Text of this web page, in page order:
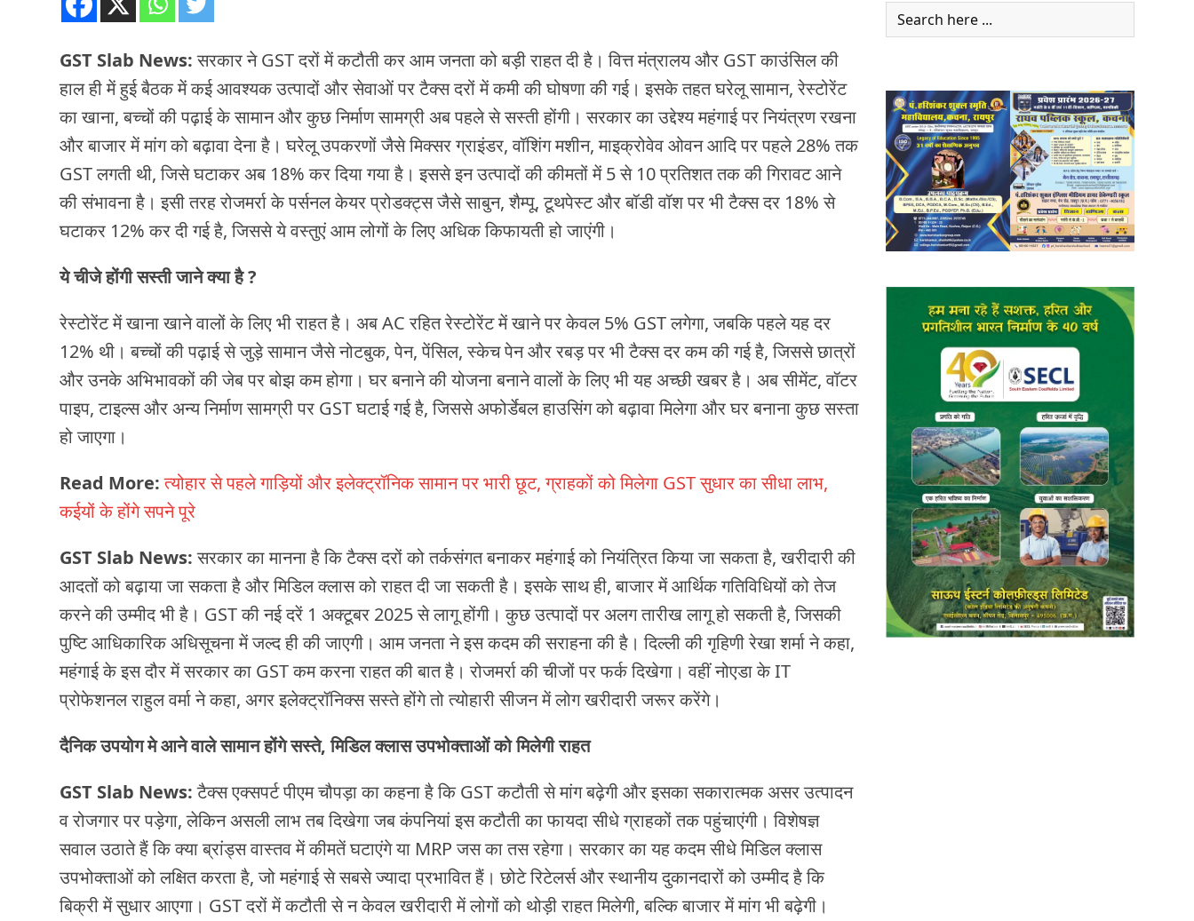
GST Slab News:सरकार ने GST दरों में कटौती कर आम जनता को बड़ी राहत दी है। वित्त मंत्रालय और GST काउंसिल की
हाल ही में हुई बैठक में कई आवश्यक उत्पादों और सेवाओं पर टैक्स दरों में कमी की घोषणा की गई। इसके तहत घरेलू सामान, रेस्टोरेंट
का खाना, बच्चों की पढ़ाई के सामान और कुछ निर्माण सामग्री अब पहले से सस्ती होंगी। सरकार का उद्देश्य महंगाई पर नियंत्रण रखना
और बाजार में मांग को बढ़ावा देना है। घरेलू उपकरणों जैसे मिक्सर ग्राइंडर, वॉशिंग मशीन, माइक्रोवेव ओवन आदि पर पहले 28% तक
GST लगती थी, जिसे घटाकर अब 18% कर दिया गया है। इससे इन उत्पादों की कीमतों में 5 से 10 प्रतिशत तक की गिरावट आने
की संभावना है। इसी तरह रोजमर्रा के पर्सनल केयर प्रोडक्ट्स जैसे साबुन, शैम्पू, टूथपेस्ट और बॉडी वॉश पर भी टैक्स दर 18% से
घटाकर 12% कर दी गई है, जिससे ये वस्तुएं आम लोगों के लिए अधिक किफायती हो जाएंगी।
ये चीजे होंगी सस्ती जाने क्या है ?
रेस्टोरेंट में खाना खाने वालों के लिए भी राहत है। अब AC रहित रेस्टोरेंट में खाने पर केवल 5% GST लगेगा, जबकि पहले यह दर
12% थी। बच्चों की पढ़ाई से जुड़े सामान जैसे नोटबुक, पेन, पेंसिल, स्केच पेन और रबड़ पर भी टैक्स दर कम की गई है, जिससे छात्रों
और उनके अभिभावकों की जेब पर बोझ कम होगा। घर बनाने की योजना बनाने वालों के लिए भी यह अच्छी खबर है। अब सीमेंट, वॉटर
पाइप, टाइल्स और अन्य निर्माण सामग्री पर GST घटाई गई है, जिससे अफोर्डेबल हाउसिंग को बढ़ावा मिलेगा और घर बनाना कुछ सस्ता
हो जाएगा।
Read More:त्योहार से पहले गाड़ियों और इलेक्ट्रॉनिक सामान पर भारी छूट, ग्राहकों को मिलेगा GST सुधार का सीधा लाभ,
कईयों के होंगे सपने पूरे
GST Slab News:सरकार का मानना है कि टैक्स दरों को तर्कसंगत बनाकर महंगाई को नियंत्रित किया जा सकता है, खरीदारी की
आदतों को बढ़ाया जा सकता है और मिडिल क्लास को राहत दी जा सकती है। इसके साथ ही, बाजार में आर्थिक गतिविधियों को तेज
करने की उम्मीद भी है। GST की नई दरें 1 अक्टूबर 2025 से लागू होंगी। कुछ उत्पादों पर अलग तारीख लागू हो सकती है, जिसकी
पुष्टि आधिकारिक अधिसूचना में जल्द ही की जाएगी। आम जनता ने इस कदम की सराहना की है। दिल्ली की गृहिणी रेखा शर्मा ने कहा,
महंगाई के इस दौर में सरकार का GST कम करना राहत की बात है। रोजमर्रा की चीजों पर फर्क दिखेगा। वहीं नोएडा के IT
प्रोफेशनल राहुल वर्मा ने कहा, अगर इलेक्ट्रॉनिक्स सस्ते होंगे तो त्योहारी सीजन में लोग खरीदारी जरूर करेंगे।
दैनिक उपयोग मे आने वाले सामान होंगे सस्ते, मिडिल क्लास उपभोक्ताओं को मिलेगी राहत
GST Slab News:टैक्स एक्सपर्ट पीएम चौपड़ा का कहना है कि GST कटौती से मांग बढ़ेगी और इसका सकारात्मक असर उत्पादन
व रोजगार पर पड़ेगा, लेकिन असली लाभ तब दिखेगा जब कंपनियां इस कटौती का फायदा सीधे ग्राहकों तक पहुंचाएंगी। विशेषज्ञ
सवाल उठाते हैं कि क्या ब्रांड्स वास्तव में कीमतें घटाएंगे या MRP जस का तस रहेगा। सरकार का यह कदम सीधे मिडिल क्लास
उपभोक्ताओं को लक्षित करता है, जो महंगाई से सबसे ज्यादा प्रभावित हैं। छोटे रिटेलर्स और स्थानीय दुकानदारों को उम्मीद है कि
बिक्री में सुधार आएगा। GST दरों में कटौती से न केवल खरीदारी में लोगों को थोड़ी राहत मिलेगी, बल्कि बाजार में मांग भी बढ़ेगी।